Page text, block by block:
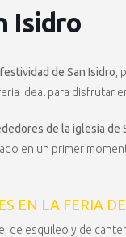
Isidro
de San Isidro ,
ideal para disfrutar
de la iglesia de
en un primer
EN LA FERIA
de esquileo y de